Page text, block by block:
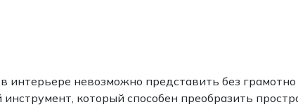
интерьере невозможно представить без
который способен преобразить